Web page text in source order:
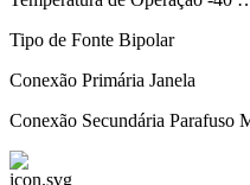
Tipo de Fonte Bipolar
Conexão Primária Janela
Conexão Secundária Parafuso